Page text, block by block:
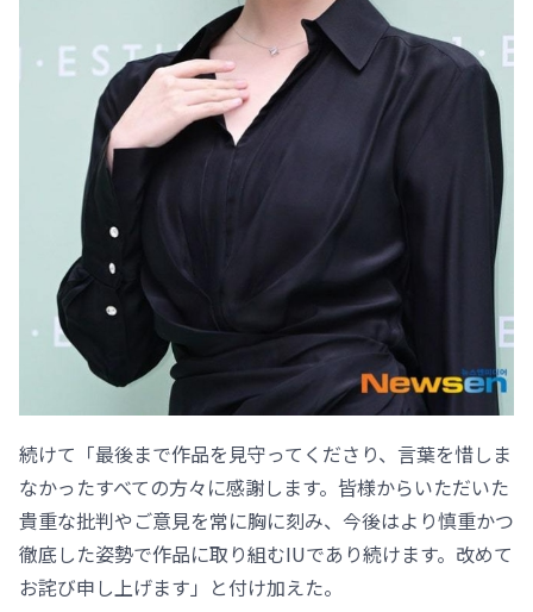
続けて「最後まで作品を見守ってくださり、言葉を惜しま
なかったすべての方々に感謝します。皆様からいただいた
貴重な批判やご意見を常に胸に刻み、今後はより慎重かつ
徹底した姿勢で作品に取り組むIUであり続けます。改めて
お詫び申し上げます」と付け加えた。